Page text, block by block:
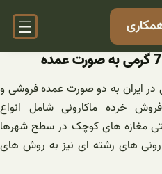
رشته ای 700 گرمی در ایران به دو صورت عمده فروشی و
خرده ماکارونی شامل انواع
مغازه های کوچک در سطح شهرها
های رشته ای نیز به روش های